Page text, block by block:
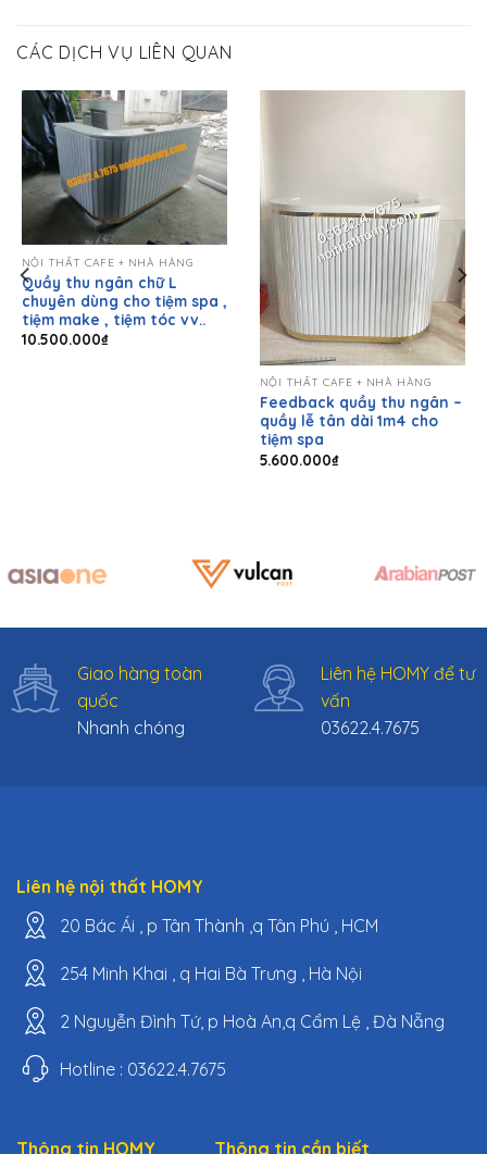
CÁC DỊCH VỤ LIÊN QUAN
NỘI THẤT CAFE + NHÀ HÀNG
Quầy thu ngân chữ L
chuyên dùng cho tiệm spa ,
tiệm make , tiệm tóc vv..
10.500.000₫
NỘI THẤT CAFE + NHÀ HÀNG
Feedback quầy thu ngân –
quầy lễ tân dài 1m4 cho
tiệm spa
5.600.000₫
Giao hàng toàn
quốc
Nhanh chóng
Liên hệ HOMY để tư
vấn
03622.4.7675
Liên hệ nội thất HOMY
20 Bác Ái , p Tân Thành ,q Tân Phú , HCM
254 Minh Khai , q Hai Bà Trưng , Hà Nội
2 Nguyễn Đình Tứ, p Hoà An,q Cẩm Lệ , Đà Nẵng
Hotline : 03622.4.7675
Thông tin HOMY Thông tin cần biết